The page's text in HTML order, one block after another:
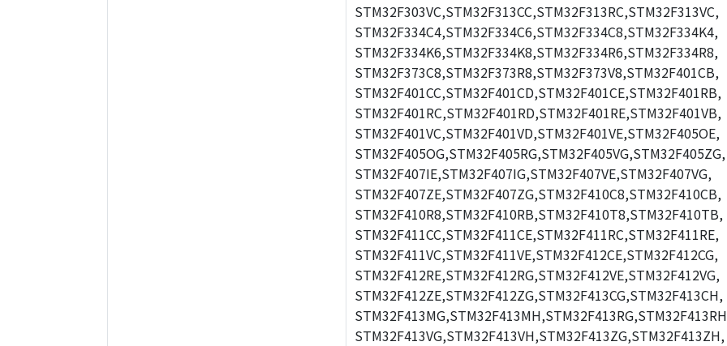
STM32F303VC,STM32F313CC,STM32F313RC,STM32F313VC,
STM32F334C4,STM32F334C6,STM32F334C8,STM32F334K4,
STM32F334K6,STM32F334K8,STM32F334R6,STM32F334R8,
STM32F373C8,STM32F373R8,STM32F373V8,STM32F401CB,
STM32F401CC,STM32F401CD,STM32F401CE,STM32F401RB,
STM32F401RC,STM32F401RD,STM32F401RE,STM32F401VB,
STM32F401VC,STM32F401VD,STM32F401VE,STM32F405OE,
STM32F405OG,STM32F405RG,STM32F405VG,STM32F405ZG,
STM32F407IE,STM32F407IG,STM32F407VE,STM32F407VG,
STM32F407ZE,STM32F407ZG,STM32F410C8,STM32F410CB,
STM32F410R8,STM32F410RB,STM32F410T8,STM32F410TB,
STM32F411CC,STM32F411CE,STM32F411RC,STM32F411RE,
STM32F411VC,STM32F411VE,STM32F412CE,STM32F412CG,
STM32F412RE,STM32F412RG,STM32F412VE,STM32F412VG,
STM32F412ZE,STM32F412ZG,STM32F413CG,STM32F413CH,
STM32F413VG,STM32F413VH,STM32F413ZG,STM32F413ZH,